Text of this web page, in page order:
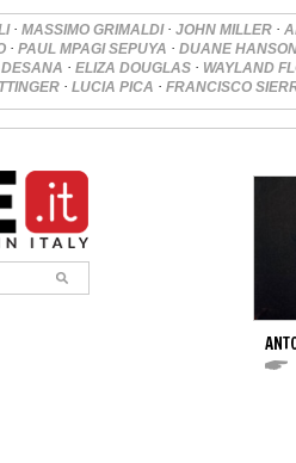
· MASSIMO GRIMALDI · JOHN MILLER ·
· PAUL MPAGI SEPUYA · DUANE
· ELIZA DOUGLAS · WAYLAND
· LUCIA PICA · FRANCISCO